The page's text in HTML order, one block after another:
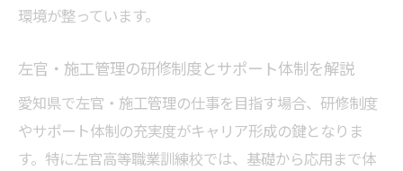
環境が整っています。
左官・施工管理の研修制度とサポート体制を解説
愛知県で左官・施工管理の仕事を目指す場合、研修制度
やサポート体制の充実度がキャリア形成の鍵となりま
す。特に左官高等職業訓練校では、基礎から応用まで体